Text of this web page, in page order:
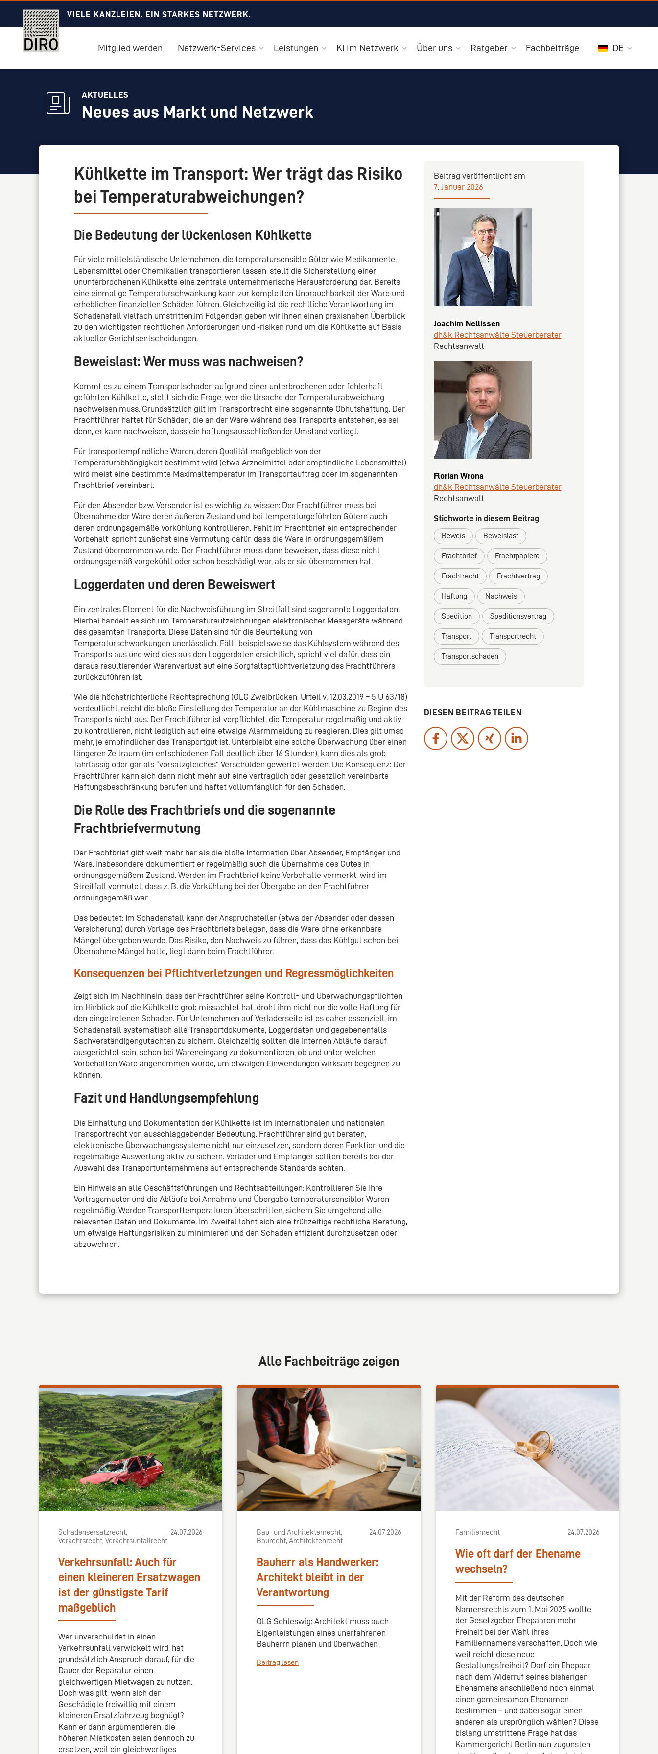
VIELE KANZLEIEN. EIN STARKES NETZWERK.
Mitglied werden Netzwerk-Services Leistungen KI im Netzwerk Über uns Ratgeber Fachbeiträge DE
AKTUELLES
Neues aus Markt und Netzwerk
Kühlkette im Transport: Wer trägt das Risiko
bei Temperaturabweichungen?
Die Bedeutung der lückenlosen Kühlkette
Für viele mittelständische Unternehmen, die temperatursensible Güter wie Medikamente,
Lebensmittel oder Chemikalien transportieren lassen, stellt die Sicherstellung einer
ununterbrochenen Kühlkette eine zentrale unternehmerische Herausforderung dar. Bereits
eine einmalige Temperaturschwankung kann zur kompletten Unbrauchbarkeit der Ware und
erheblichen finanziellen Schäden führen. Gleichzeitig ist die rechtliche Verantwortung im
Schadensfall vielfach umstritten.Im Folgenden geben wir Ihnen einen praxisnahen Überblick
zu den wichtigsten rechtlichen Anforderungen und ‑risiken rund um die Kühlkette auf Basis
aktueller Gerichtsentscheidungen.
Beweislast: Wer muss was nachweisen?
Kommt es zu einem Transportschaden aufgrund einer unterbrochenen oder fehlerhaft
geführten Kühlkette, stellt sich die Frage, wer die Ursache der Temperaturabweichung
nachweisen muss. Grundsätzlich gilt im Transportrecht eine sogenannte Obhutshaftung. Der
Frachtführer haftet für Schäden, die an der Ware während des Transports entstehen, es sei
denn, er kann nachweisen, dass ein haftungsausschließender Umstand vorliegt.
Für transportempfindliche Waren, deren Qualität maßgeblich von der
Temperaturabhängigkeit bestimmt wird (etwa Arzneimittel oder empfindliche Lebensmittel)
wird meist eine bestimmte Maximaltemperatur im Transportauftrag oder im sogenannten
Frachtbrief vereinbart.
Für den Absender bzw. Versender ist es wichtig zu wissen: Der Frachtführer muss bei
Übernahme der Ware deren äußeren Zustand und bei temperaturgeführten Gütern auch
deren ordnungsgemäße Vorkühlung kontrollieren. Fehlt im Frachtbrief ein entsprechender
Vorbehalt, spricht zunächst eine Vermutung dafür, dass die Ware in ordnungsgemäßem
Zustand übernommen wurde. Der Frachtführer muss dann beweisen, dass diese nicht
ordnungsgemäß vorgekühlt oder schon beschädigt war, als er sie übernommen hat.
Loggerdaten und deren Beweiswert
Ein zentrales Element für die Nachweisführung im Streitfall sind sogenannte Loggerdaten.
Hierbei handelt es sich um Temperaturaufzeichnungen elektronischer Messgeräte während
des gesamten Transports. Diese Daten sind für die Beurteilung von
Temperaturschwankungen unerlässlich. Fällt beispielsweise das Kühlsystem während des
Transports aus und wird dies aus den Loggerdaten ersichtlich, spricht viel dafür, dass ein
daraus resultierender Warenverlust auf eine Sorgfaltspflichtverletzung des Frachtführers
zurückzuführen ist.
Wie die höchstrichterliche Rechtsprechung (OLG Zweibrücken, Urteil v. 12.03.2019 – 5 U 63/18)
verdeutlicht, reicht die bloße Einstellung der Temperatur an der Kühlmaschine zu Beginn des
Transports nicht aus. Der Frachtführer ist verpflichtet, die Temperatur regelmäßig und aktiv
zu kontrollieren, nicht lediglich auf eine etwaige Alarmmeldung zu reagieren. Dies gilt umso
mehr, je empfindlicher das Transportgut ist. Unterbleibt eine solche Überwachung über einen
längeren Zeitraum (im entschiedenen Fall deutlich über 16 Stunden), kann dies als grob
fahrlässig oder gar als “vorsatzgleiches” Verschulden gewertet werden. Die Konsequenz: Der
Frachtführer kann sich dann nicht mehr auf eine vertraglich oder gesetzlich vereinbarte
Haftungsbeschränkung berufen und haftet vollumfänglich für den Schaden.
Die Rolle des Frachtbriefs und die sogenannte
Frachtbriefvermutung
Der Frachtbrief gibt weit mehr her als die bloße Information über Absender, Empfänger und
Ware. Insbesondere dokumentiert er regelmäßig auch die Übernahme des Gutes in
ordnungsgemäßem Zustand. Werden im Frachtbrief keine Vorbehalte vermerkt, wird im
Streitfall vermutet, dass z. B. die Vorkühlung bei der Übergabe an den Frachtführer
ordnungsgemäß war.
Das bedeutet: Im Schadensfall kann der Anspruchsteller (etwa der Absender oder dessen
Versicherung) durch Vorlage des Frachtbriefs belegen, dass die Ware ohne erkennbare
Mängel übergeben wurde. Das Risiko, den Nachweis zu führen, dass das Kühlgut schon bei
Übernahme Mängel hatte, liegt dann beim Frachtführer.
Konsequenzen bei Pflichtverletzungen und Regressmöglichkeiten
Zeigt sich im Nachhinein, dass der Frachtführer seine Kontroll- und Überwachungspflichten
im Hinblick auf die Kühlkette grob missachtet hat, droht ihm nicht nur die volle Haftung für
den eingetretenen Schaden. Für Unternehmen auf Verladerseite ist es daher essenziell, im
Schadensfall systematisch alle Transportdokumente, Loggerdaten und gegebenenfalls
Sachverständigengutachten zu sichern. Gleichzeitig sollten die internen Abläufe darauf
ausgerichtet sein, schon bei Wareneingang zu dokumentieren, ob und unter welchen
Vorbehalten Ware angenommen wurde, um etwaigen Einwendungen wirksam begegnen zu
können.
Fazit und Handlungsempfehlung
Die Einhaltung und Dokumentation der Kühlkette ist im internationalen und nationalen
Transportrecht von ausschlaggebender Bedeutung. Frachtführer sind gut beraten,
elektronische Überwachungssysteme nicht nur einzusetzen, sondern deren Funktion und die
regelmäßige Auswertung aktiv zu sichern. Verlader und Empfänger sollten bereits bei der
Auswahl des Transportunternehmens auf entsprechende Standards achten.
Ein Hinweis an alle Geschäftsführungen und Rechtsabteilungen: Kontrollieren Sie Ihre
Vertragsmuster und die Abläufe bei Annahme und Übergabe temperatursensibler Waren
regelmäßig. Werden Transporttemperaturen überschritten, sichern Sie umgehend alle
relevanten Daten und Dokumente. Im Zweifel lohnt sich eine frühzeitige rechtliche Beratung,
um etwaige Haftungsrisiken zu minimieren und den Schaden effizient durchzusetzen oder
abzuwehren.
Beitrag veröffentlicht am
7. Januar 2026
Joachim Nellissen
dh&k Rechtsanwälte Steuerberater
Rechtsanwalt
Florian Wrona
dh&k Rechtsanwälte Steuerberater
Rechtsanwalt
Stichworte in diesem Beitrag
Beweis Beweislast
Frachtbrief Frachtpapiere
Frachtrecht Frachtvertrag
Haftung Nachweis
Spedition Speditionsvertrag
Transport Transportrecht
Transportschaden
DIESEN BEITRAG TEILEN
Alle Fachbeiträge zeigen
Schadensersatzrecht,
Verkehrsrecht, Verkehrsunfallrecht
24.07.2026
Verkehrsunfall: Auch für
einen kleineren Ersatzwagen
ist der günstigste Tarif
maßgeblich
Wer unverschuldet in einen
Verkehrsunfall verwickelt wird, hat
grundsätzlich Anspruch darauf, für die
Dauer der Reparatur einen
gleichwertigen Mietwagen zu nutzen.
Doch was gilt, wenn sich der
Geschädigte freiwillig mit einem
kleineren Ersatzfahrzeug begnügt?
Kann er dann argumentieren, die
höheren Mietkosten seien dennoch zu
ersetzen, weil ein gleichwertiges
Bau- und Architektenrecht,
Baurecht, Architektenrecht
24.07.2026
Bauherr als Handwerker:
Architekt bleibt in der
Verantwortung
OLG Schleswig: Architekt muss auch
Eigenleistungen eines unerfahrenen
Bauherrn planen und überwachen
Beitrag lesen
Familienrecht 24.07.2026
Wie oft darf der Ehename
wechseln?
Mit der Reform des deutschen
Namensrechts zum 1. Mai 2025 wollte
der Gesetzgeber Ehepaaren mehr
Freiheit bei der Wahl ihres
Familiennamens verschaffen. Doch wie
weit reicht diese neue
Gestaltungsfreiheit? Darf ein Ehepaar
nach dem Widerruf seines bisherigen
Ehenamens anschließend noch einmal
einen gemeinsamen Ehenamen
bestimmen – und dabei sogar einen
anderen als ursprünglich wählen? Diese
bislang umstrittene Frage hat das
Kammergericht Berlin nun zugunsten